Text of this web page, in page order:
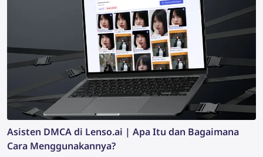
Asisten DMCA di Lenso.ai | Apa Itu dan Bagaimana
Cara Menggunakannya?